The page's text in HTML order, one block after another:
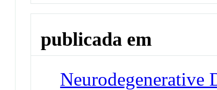
publicada em
Neurodegenerative